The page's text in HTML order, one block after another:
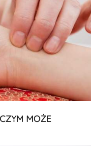
MOŻE